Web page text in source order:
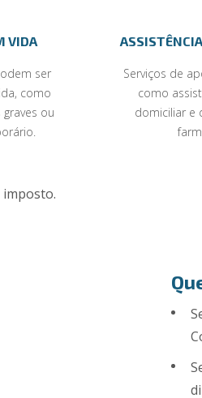
VIDA
ser
como
ou
Serviços de
como
domiciliar e